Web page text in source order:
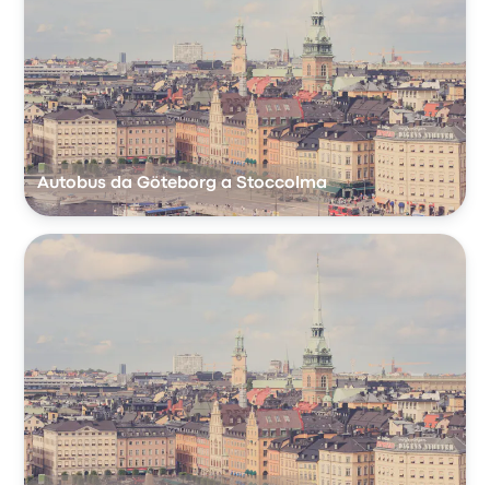
Autobus da Göteborg a Stoccolma